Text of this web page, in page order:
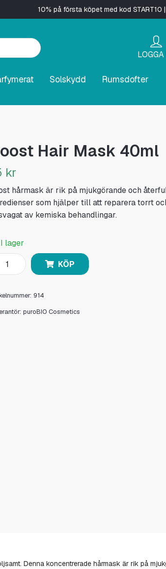
10% på första köpet med kod
Solskydd
Rumsdofter
Hair Mask 40ml
kr
hårmask är rik på mjukgörande och
som hjälper till att reparera torrt
av kemiska behandlingar.
I lager
KÖP
914
puroBIO Cosmetics
Denna koncentrerade hårmask är rik på